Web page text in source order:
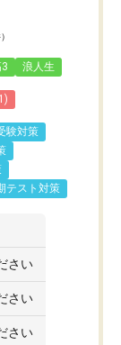
浪人生
験対策
テスト対策
さい
さい
さい